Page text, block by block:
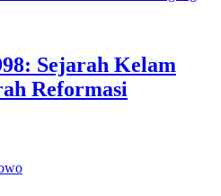
Sejarah Kelam
Reformasi